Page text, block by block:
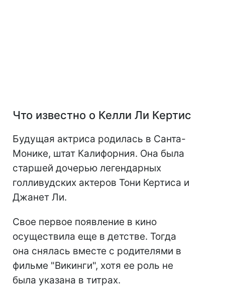
Что известно о Келли Ли Кертис
Будущая актриса родилась в Санта-
Монике, штат Калифорния. Она была
старшей дочерью легендарных
голливудских актеров Тони Кертиса и
Джанет Ли.
Свое первое появление в кино
осуществила еще в детстве. Тогда
она снялась вместе с родителями в
фильме "Викинги", хотя ее роль не
была указана в титрах.